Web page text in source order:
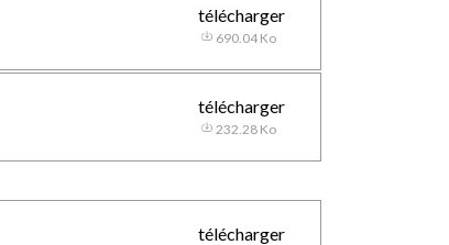
télécharger
690.04 Ko
télécharger
232.28 Ko
télécharger